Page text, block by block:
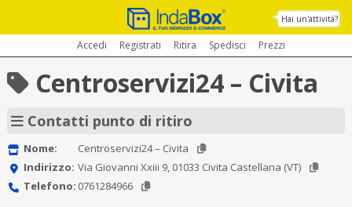
Hai un'attività?
Accedi Registrati Ritira Spedisci Prezzi
Centroservizi24 – Civita
Contatti punto di ritiro
Nome:
Centroservizi24 – Civita
Indirizzo: Via Giovanni Xxiii 9, 01033 Civita Castellana (VT)
Telefono: 0761284966